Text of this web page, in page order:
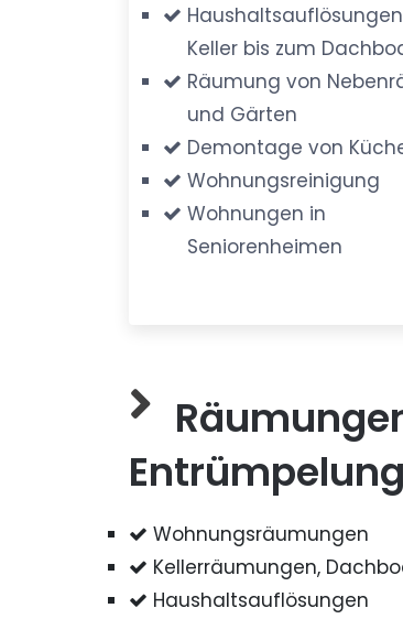
Keller bis zum
Räumung von
und Gärten
Demontage von
Wohnungsreinigung
Wohnungen in
Seniorenheimen
Wohnungsräumungen
Kellerräumungen,
Haushaltsauflösungen